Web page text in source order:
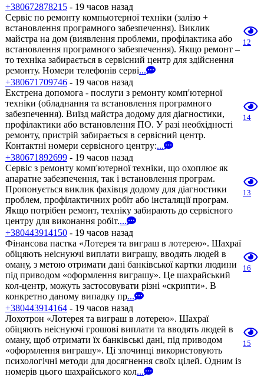
+380672878215 - 19 часов назад
Сервіс по ремонту компьютерної техніки (залізо +
встановлення програмного забезпечення). Виклик
майстра на дом (виявлення проблеми, профілактика або
встановлення програмного забезпечення). Якщо ремонт –
то техніка забирається в сервісний центр для здійснення
ремонту. Номери телефонів серві...
12
+380671709746 - 19 часов назад
Екстрена допомога - послуги з ремонту комп'ютерної
техніки (обладнання та встановлення програмного
забезпечення). Виїзд майстра додому для діагностики,
профілактики або встановлення ПО. У разі необхідності
ремонту, пристрій забирається в сервісний центр.
Контактні номери сервісного центру:...
14
+380671892699 - 19 часов назад
Сервіс з ремонту комп'ютерної техніки, що охоплює як
апаратне забезпечення, так і встановлення програм.
Пропонується виклик фахівця додому для діагностики
проблем, профілактичних робіт або інсталяції програм.
Якщо потрібен ремонт, техніку забирають до сервісного
центру для виконання робіт....
13
+380443914150 - 19 часов назад
Фінансова пастка «Лотерея та виграш в лотерею». Шахраї
обіцяють неіснуючі виплати виграшу, вводять людей в
оману, з метою отримати дані банківської картки людини
під приводом «оформлення виграшу». Це шахрайський
кол-центр, можуть застосовувати різні «скрипти». В
конкретно даному випадку пр...
16
+380443914164 - 19 часов назад
Лохотрон «Лотерея та виграш в лотерею». Шахраї
обіцяють неіснуючі грошові виплати та вводять людей в
оману, щоб отримати їх банківські дані, під приводом
«оформлення виграшу». Ці злочинці використовують
психологічні методи для досягнення своїх цілей. Одним із
номерів цього шахрайського кол...
15